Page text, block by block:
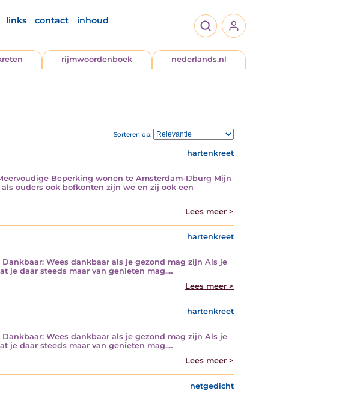
links contact inhoud
rijmwoordenboek nederlands.nl
Sorteren op:
hartenkreet
Beperking wonen te Amsterdam-IJburg Mijn
ouders ook bofkonten zijn we en zij ook een
Lees meer >
hartenkreet
Wees dankbaar als je gezond mag zijn Als je
je daar steeds maar van genieten mag.…
Lees meer >
hartenkreet
Wees dankbaar als je gezond mag zijn Als je
je daar steeds maar van genieten mag.…
Lees meer >
netgedicht